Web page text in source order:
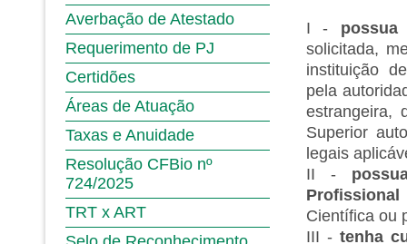
Averbação de Atestado
Requerimento de PJ
Certidões
Áreas de Atuação
Taxas e Anuidade
Resolução CFBio nº
724/2025
TRT x ART
I - possua
solicitada,
instituição
pela
estrangeira,
Superior
legais
II -
Profissional
Científica ou
III - tenha